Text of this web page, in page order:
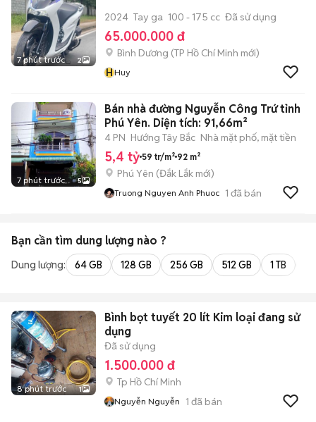
7 phút trước 2
2024 Tay ga 100 - 175 cc Đã sử dụng
65.000.000 đ
Bình Dương (TP Hồ Chí Minh mới)
HHuy
7 phút trước 5
Bán nhà đường Nguyễn Công Trứ tỉnh
Phú Yên. Diện tích: 91,66m²
4 PN Hướng Tây Bắc Nhà mặt phố, mặt tiền
5,4 tỷ 59 tr/m² 92 m²
Phú Yên (Đắk Lắk mới)
Truong Nguyen Anh Phuoc 1 đã bán
Bạn cần tìm dung lượng nào ?
Dung lượng: 64 GB 128 GB 256 GB 512 GB 1 TB
8 phút trước 1
Bình bọt tuyết 20 lít Kim loại đang sử
dụng
Đã sử dụng
1.500.000 đ
Tp Hồ Chí Minh
Nguyễn Nguyễn 1 đã bán